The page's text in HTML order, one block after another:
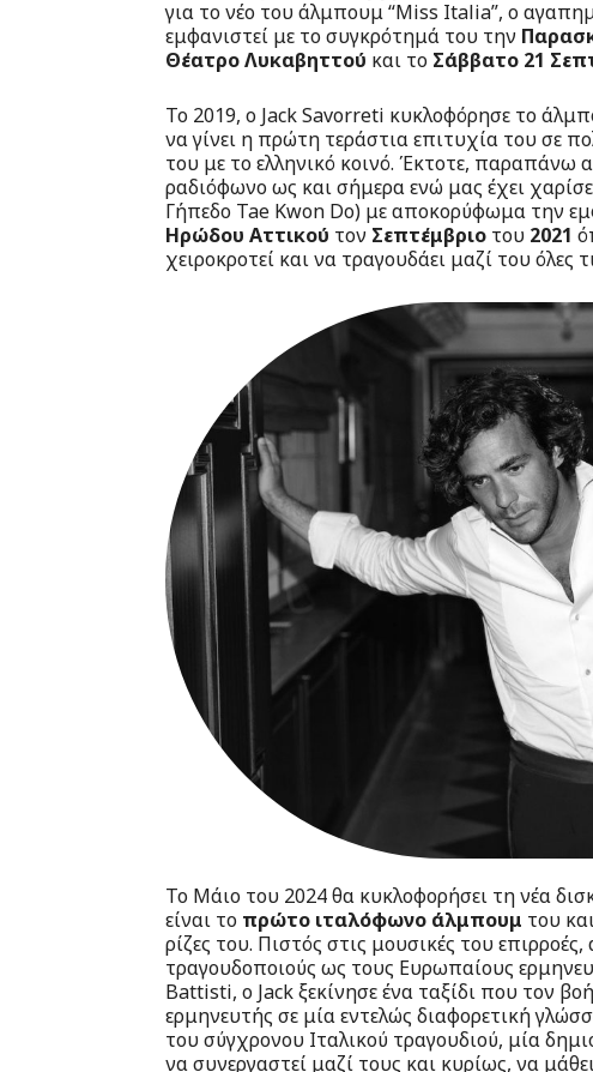
για το νέο του άλμπουμ “Miss Italia”, ο
εμφανιστεί με το συγκρότημά του την
Θέατρο Λυκαβηττού και το Σάββατο 21
Το 2019, ο Jack Savorreti κυκλοφόρησε το
να γίνει η πρώτη τεράστια επιτυχία του σε
του με το ελληνικό κοινό. Έκτοτε, παραπάνω
ραδιόφωνο ως και σήμερα ενώ μας έχει
Γήπεδο Tae Kwon Do) με αποκορύφωμα την
Ηρώδου Αττικού τον Σεπτέμβριο του 2021
χειροκροτεί και να τραγουδάει μαζί του όλες
Το Μάιο του 2024 θα κυκλοφορήσει τη νέα
είναι το πρώτο ιταλόφωνο άλμπουμ του
ρίζες του. Πιστός στις μουσικές του
τραγουδοποιούς ως τους Ευρωπαίους
Battisti, ο Jack ξεκίνησε ένα ταξίδι που τον
ερμηνευτής σε μία εντελώς διαφορετική
του σύγχρονου Ιταλικού τραγουδιού, μία
να συνεργαστεί μαζί τους και κυρίως, να